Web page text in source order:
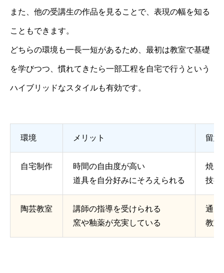
また、他の受講生の作品を見ることで、表現の幅を知る
こともできます。
どちらの環境も一長一短があるため、最初は教室で基礎
を学びつつ、慣れてきたら一部工程を自宅で行うという
ハイブリッドなスタイルも有効です。
環境 メリット 留意
自宅制作
時間の自由度が高い
道具を自分好みにそろえられる
焼成
技術
陶芸教室
講師の指導を受けられる
窯や釉薬が充実している
通う
教室